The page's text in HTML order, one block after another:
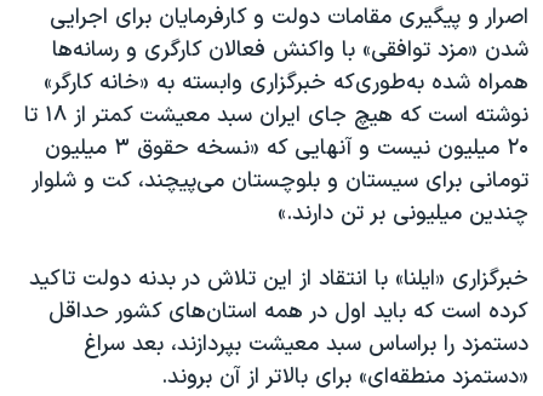
آرشیو پخش زنده
مجموعه مستندهای دادخواهی
تریبونال مردمی آبان ۹۸
دادگاه حمید نوری
چهل سال گروگان‌گیری
قانون شفافیت دارائی کادر رهبری ایران
اعتراضات مردمی آبان ۹۸
اسرائیل در جنگ
نرگس محمدی برنده جایزه نوبل صلح
همایش محافظه‌کاران آمریکا «سی‌پک»
اصرار و پیگیری مقامات دولت و کارفرمایان برای اجرایی
شدن «مزد توافقی» با واکنش فعالان کارگری و رسانه‌ها
همراه شده به‌طوری‌که خبرگزاری وابسته به «خانه کارگر»
نوشته است که هیچ جای ایران سبد معیشت کمتر از ۱۸ تا
۲۰ میلیون نیست و آنهایی که «نسخه حقوق ۳ میلیون
تومانی برای سیستان و بلوچستان می‌پیچند، کت و شلوار
چندین میلیونی بر تن دارند.»
خبرگزاری «ایلنا» با انتقاد از این تلاش در بدنه دولت تاکید
کرده است که باید اول در همه استان‌های کشور حداقل
دستمزد را براساس سبد معیشت بپردازند، بعد سراغ
«دستمزد منطقه‌ای» برای بالاتر از آن بروند.